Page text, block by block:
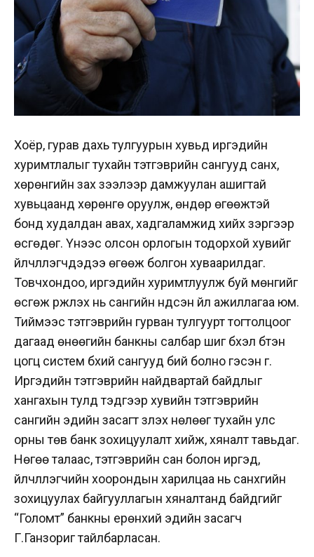
Хоёр, гурав дахь тулгуурын хувьд иргэдийн
хуримтлалыг тухайн тэтгэврийн сангууд санхүү,
хөрөнгийн зах зээлээр дамжуулан ашигтай
хувьцаанд хөрөнгө оруулж, өндөр өгөөжтэй
бонд худалдан авах, хадгаламжид хийх зэргээр
өсгөдөг. Үүнээс олсон орлогын тодорхой хувийг
үйлчлүүлэгчдэдээ өгөөж болгон хуваарилдаг.
Товчхондоо, иргэдийн хуримтлуулж буй мөнгийг
өсгөж үржүүлэх нь сангийн үндсэн үйл ажиллагаа юм.
Тиймээс тэтгэврийн гурван тулгуурт тогтолцоог
дагаад өнөөгийн банкны салбар шиг бүхэл бүтэн
цогц систем бүхий сангууд бий болно гэсэн үг.
Иргэдийн тэтгэврийн найдвартай байдлыг
хангахын тулд тэдгээр хувийн тэтгэврийн
сангийн эдийн засагт үзүүлэх нөлөөг тухайн улс
орны төв банк зохицуулалт хийж, хяналт тавьдаг.
Нөгөө талаас, тэтгэврийн сан болон иргэд,
үйлчлүүлэгчийн хоорондын харилцаа нь санхүүгийн
зохицуулах байгууллагын хяналтанд байдгийг
“Голомт” банкны ерөнхий эдийн засагч
Г.Ганзориг тайлбарласан.